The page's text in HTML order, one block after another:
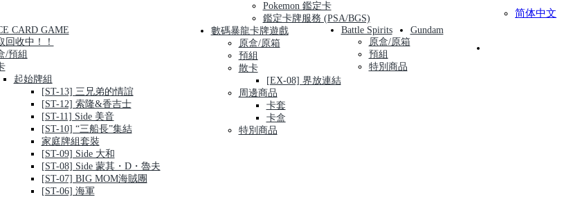
简体中文
Pokemon 鑑定卡
鑑定卡牌服務 (PSA/BGS)
CARD GAME
回收中！！
/預組
起始牌組
[ST-13] 三兄弟的情誼
[ST-12] 索隆&香吉士
[ST-11] Side 美音
[ST-10] “三船長”集結
家庭牌組套裝
[ST-09] Side 大和
[ST-08] Side 蒙其・D・魯夫
[ST-07] BIG MOM海賊團
[ST-06] 海軍
數碼暴龍卡牌遊戲
原盒/原箱
預組
散卡
[EX-08] 界放連結
周邊商品
卡套
卡盒
特別商品
Battle Spirits
原盒/原箱
預組
特別商品
Gundam